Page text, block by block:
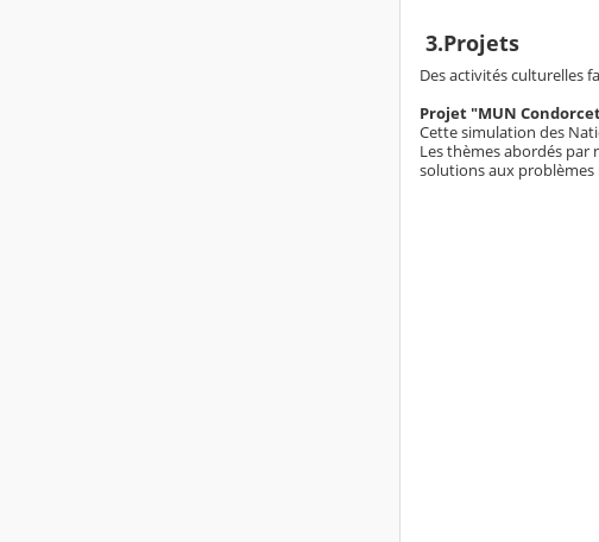
3.Projets
Des activités culturelles
Projet "MUN
Cette simulation des
Les thèmes abordés par
solutions aux